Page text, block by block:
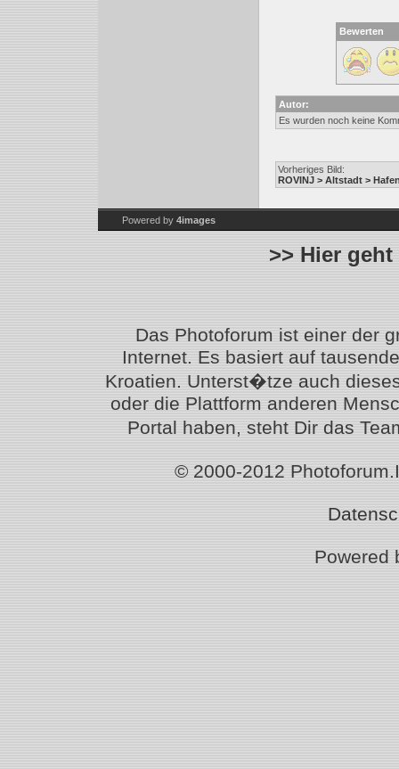
Bewerten
Autor:
Es wurden noch keine
Vorheriges Bild:
ROVINJ > Altstadt >
Powered by 4images
>> Hier
Das Photoforum ist einer der
Internet. Es basiert auf
Kroatien. Unterst�tze auch
oder die Plattform anderen
Portal haben, steht Dir das
© 2000-2012
Powered